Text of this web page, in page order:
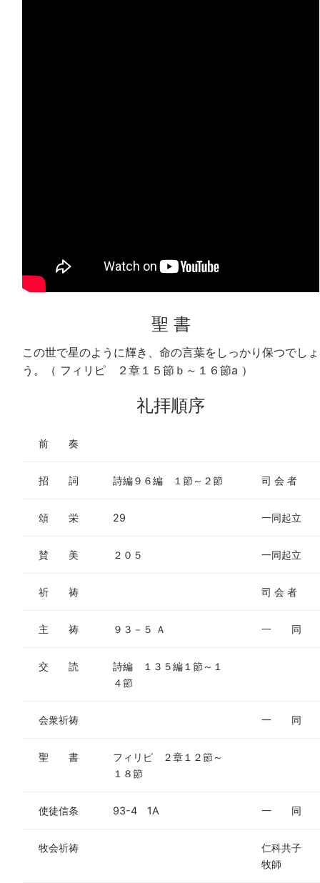
聖 書
この世で星のように輝き、命の言葉をしっかり保つでしょ
う。（ フィリピ ２章１５節ｂ～１６節a ）
礼拝順序
前 奏
招 詞 詩編９６編 １節～２節 司 会 者
頌 栄 29 一同起立
賛 美 ２０５ 一同起立
祈 祷 司 会 者
主 祷 ９３－５ Ａ 一 同
交 読
詩編 １３５編１節～１
４節
会衆祈祷 一 同
聖 書
フィリピ ２章１２節～
１８節
使徒信条 93-4 1A 一 同
牧会祈祷
仁科共子
牧師